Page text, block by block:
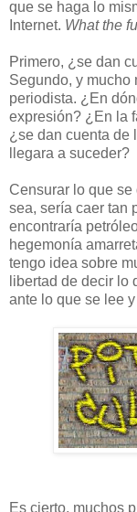
que se haga lo
Internet. What the
Primero, ¿se dan
Segundo, y mucho
periodista. ¿En
expresión? ¿En la
¿se dan cuenta de
llegara a suceder?
Censurar lo que
sea, sería caer tan
encontraría
hegemonía
tengo idea sobre
libertad de decir lo
ante lo que se lee
Es cierto, muchos